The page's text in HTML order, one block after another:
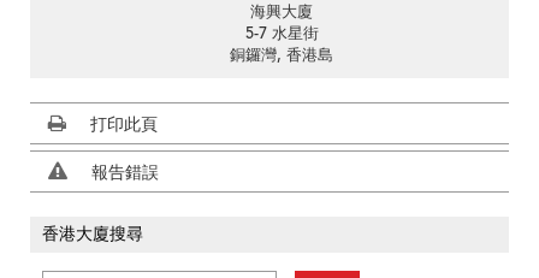
海興大廈
5-7 水星街
銅鑼灣, 香港島
打印此頁
報告錯誤
香港大廈搜尋